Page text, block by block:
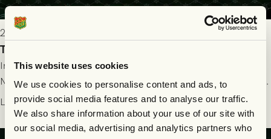
This website uses cookies
We use cookies to personalise content and ads, to
provide social media features and to analyse our traffic.
We also share information about your use of our site with
our social media, advertising and analytics partners who
2026-07-22 19:00
Truppen till GAIS - FC Nordsjælland 23/7
Imorgon torsdag spelar GAIS herrar hemma mot FC
Nordsjælland på Gamla Ullevi med avspark kl 19.00! Fredrik
Holmberg och ledarstaben har tagit ut följande trupp till
matchen:
Läs mer